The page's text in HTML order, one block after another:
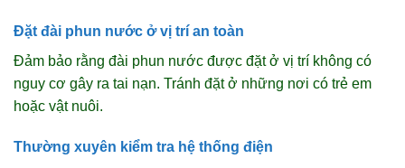
Đặt đài phun nước ở vị trí an toàn
Đảm bảo rằng đài phun nước được đặt ở vị trí không có
nguy cơ gây ra tai nạn. Tránh đặt ở những nơi có trẻ em
hoặc vật nuôi.
Thường xuyên kiểm tra hệ thống điện